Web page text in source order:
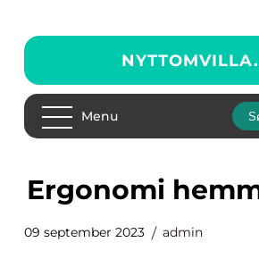
NYTTOMVILLA.
Menu
ergonomi
09 september 2023 admin